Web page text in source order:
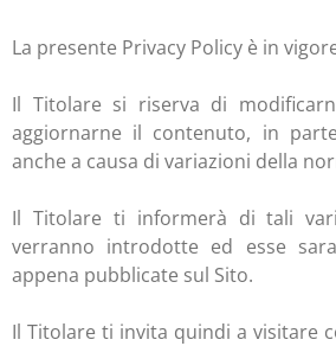
La presente Privacy Policy è in
Il Titolare si riserva di
aggiornarne il contenuto, in
anche a causa di variazioni della
Il Titolare ti informerà di tali
verranno introdotte ed esse
appena pubblicate sul Sito.
Il Titolare ti invita quindi a visitare